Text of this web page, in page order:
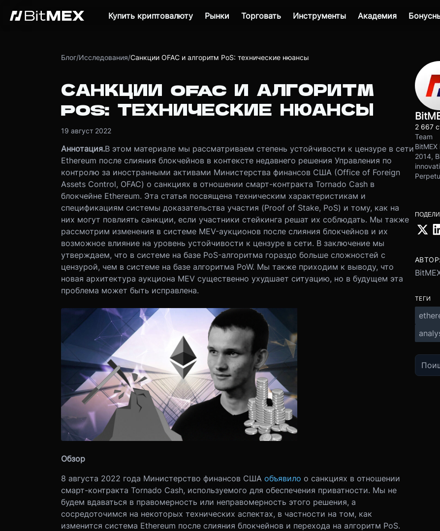
Купить криптовалюту Рынки Торговать Инструменты Академия
Блог/Исследования/Санкции OFAC и алгоритм PoS: технические нюансы
САНКЦИИ OFAC И АЛГОРИТМ
POS: ТЕХНИЧЕСКИЕ НЮАНСЫ
19 август 2022
Аннотация.В этом материале мы рассматриваем степень устойчивости к цензуре в сети
Ethereum после слияния блокчейнов в контексте недавнего решения Управления по
контролю за иностранными активами Министерства финансов США (Office of Foreign
Assets Control, OFAC) о санкциях в отношении смарт-контракта Tornado Cash в
блокчейне Ethereum. Эта статья посвящена техническим характеристикам и
спецификациям системы доказательства участия (Proof of Stake, PoS) и тому, как на
них могут повлиять санкции, если участники стейкинга решат их соблюдать. Мы также
рассмотрим изменения в системе MEV-аукционов после слияния блокчейнов и их
возможное влияние на уровень устойчивости к цензуре в сети. В заключение мы
утверждаем, что в системе на базе PoS-алгоритма гораздо больше сложностей с
цензурой, чем в системе на базе алгоритма PoW. Мы также приходим к выводу, что
новая архитектура аукциона MEV существенно ухудшает ситуацию, но в будущем эта
проблема может быть исправлена.
Обзор
8 августа 2022 года Министерство финансов США объявило о санкциях в отношении
смарт-контракта Tornado Cash, используемого для обеспечения приватности. Мы не
будем вдаваться в правомерность или неправомерность этого решения, а
сосредоточимся на некоторых технических аспектах, в частности на том, как
изменится система Ethereum после слияния блокчейнов и перехода на алгоритм PoS.
2 667
Team
2014,
АВТОР:
ТЕГИ